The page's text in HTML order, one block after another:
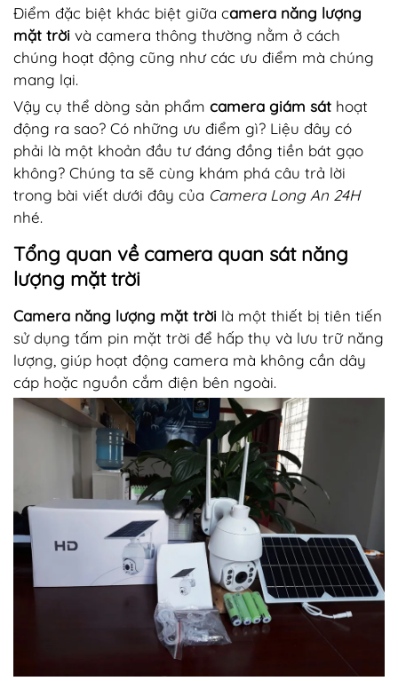
Điểm đặc biệt khác biệt giữa camera năng lượng
mặt trời và camera thông thường nằm ở cách
chúng hoạt động cũng như các ưu điểm mà chúng
mang lại.
Vậy cụ thể dòng sản phẩm camera giám sát hoạt
động ra sao? Có những ưu điểm gì? Liệu đây có
phải là một khoản đầu tư đáng đồng tiền bát gạo
không? Chúng ta sẽ cùng khám phá câu trả lời
trong bài viết dưới đây của Camera Long An 24H
nhé.
Tổng quan về camera quan sát năng
lượng mặt trời
Camera năng lượng mặt trời là một thiết bị tiên tiến
sử dụng tấm pin mặt trời để hấp thụ và lưu trữ năng
lượng, giúp hoạt động camera mà không cần dây
cáp hoặc nguồn cắm điện bên ngoài.